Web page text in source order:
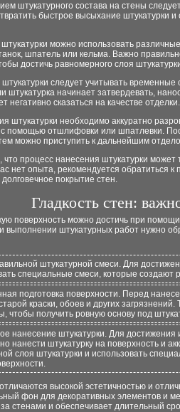
штукатурного состава на стены
быстрое высыхание штукатурки
можно использовать
шпатель или кельма. Важно
достичь равномерного слоя
следует учитывать временные
штукатурка начинает затвердевать,
негативно сказаться на качестве отделки.
штукатурки необходимо аккуратно
помощью отшлифовки или шпатлевки.
можно приступить к дальнейшим
что процесс нанесения штукатурки
нет опыта, рекомендуется обратиться
покрытие стен.
Гладкость стен:
поверхность можно достичь при
выполнении штукатурных работ нужно
штукатурной смеси. Для
специальные смеси, которые создают
подготовка поверхности. Перед
краски, обоев и других
чтобы получить ровную основу под
нанесение штукатурки. Для достижения
нанести штукатурку на поверхность и
слоя штукатурки и использовать
высокой эстетичностью и
фон для декоративных элементов и
за стенами и обеспечивает длительный